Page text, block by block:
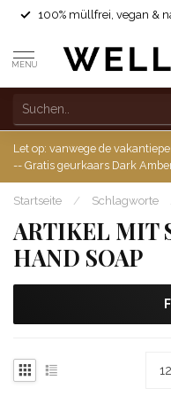
100% müllfrei, vegan &
MENU
Let op: vanwege de
-- Gratis geurkaars Dark
Startseite / Schlagworte
ARTIKEL MIT
HAND SOAP